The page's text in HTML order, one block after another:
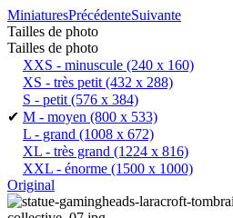
MiniaturesPrécédenteSuivante
Tailles de photo
Tailles de photo
XXS - minuscule (240 x 160)
XS - très petit(432 x 288)
S - petit(576 x 384)
✔ M - moyen (800 x 533)
L - grand (1008 x 672)
XL - très grand (1224 x 816)
XXL - énorme (1500 x 1000)
Original